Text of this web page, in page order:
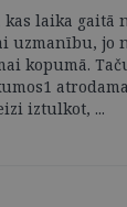
laika gaitā
uzmanību, jo
kopumā.
iztulkot, ...